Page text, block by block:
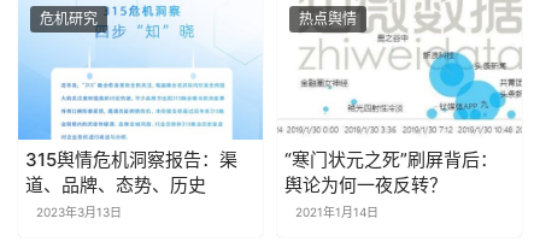
危机研究
315舆情危机洞察报告：渠
道、品牌、态势、历史
2023年3月13日
热点舆情
“寒门状元之死”刷屏背后：
舆论为何一夜反转？
2021年1月14日